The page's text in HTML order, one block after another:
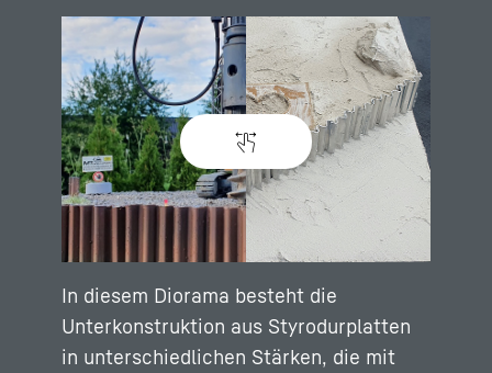
In diesem Diorama besteht die
Unterkonstruktion aus Styrodurplatten
in unterschiedlichen Stärken, die mit